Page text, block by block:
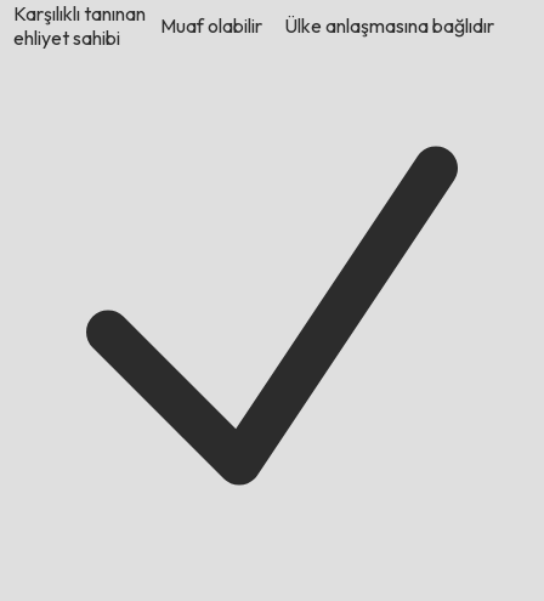
Karşılıklı tanınan
ehliyet sahibi
Muaf olabilir Ülke anlaşmasına bağlıdır